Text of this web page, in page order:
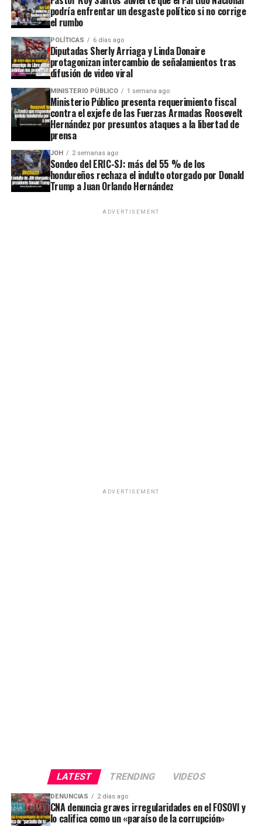
podría enfrentar un desgaste político si no corrige
el rumbo
POLÍTICAS 6 días ago
Diputadas Sherly Arriaga y Linda Donaire
protagonizan intercambio de señalamientos tras
difusión de video viral
MINISTERIO PÚBLICO 1 semana ago
Ministerio Público presenta requerimiento fiscal
contra el exjefe de las Fuerzas Armadas Roosevelt
Hernández por presuntos ataques a la libertad de
prensa
JOH 2 semanas ago
Sondeo del ERIC-SJ: más del 55 % de los
hondureños rechaza el indulto otorgado por Donald
Trump a Juan Orlando Hernández
ADVERTISEMENT
ADVERTISEMENT
LATEST TRENDING VIDEOS
DENUNCIAS 2 días ago
CNA denuncia graves irregularidades en el FOSOVI y
lo califica como un «paraíso de la corrupción»